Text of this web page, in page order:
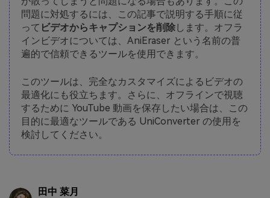
問題に対処するには、この記事で説明する手順に従
って ビデオからキャプションを削除します。オフラ
インビデオについては、AniEraser という名前の普
遍的で信頼できるツールを使用できます。
このツールは、完全なカスタマイズによるビデオの
最適化にも役立ちます。さらに、オフラインで視聴
するために YouTube 動画を保存したい場合は、この
目的に最適なツールである UniConverter の使用を
検討してください。
田中 菜月